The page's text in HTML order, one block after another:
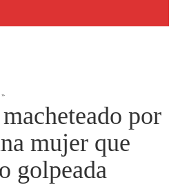
por
mujer que
golpeada